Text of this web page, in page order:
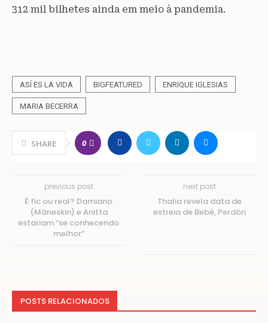
312 mil bilhetes ainda em meio à pandemia.
ASÍ ES LA VIDA BIGFEATURED ENRIQUE IGLESIAS
MARIA BECERRA
SHARE 0
previous post
É fic ou real? Damiano
(Mäneskin) e Anitta
estariam “se conhecendo
melhor”
next post
Thalia revela data de
estreia de Bebé, Perdón
POSTS RELACIONADOS